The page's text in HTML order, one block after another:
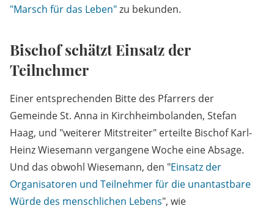
"Marsch für das Leben"zu bekunden.
Bischof schätzt Einsatz der
Teilnehmer
Einer entsprechenden Bitte des Pfarrers der
Gemeinde St. Anna in Kirchheimbolanden, Stefan
Haag, und "weiterer Mitstreiter" erteilte Bischof Karl-
Heinz Wiesemann vergangene Woche eine Absage.
Und das obwohl Wiesemann, den "Einsatz der
Organisatoren und Teilnehmer für die unantastbare
Würde des menschlichen Lebens", wie